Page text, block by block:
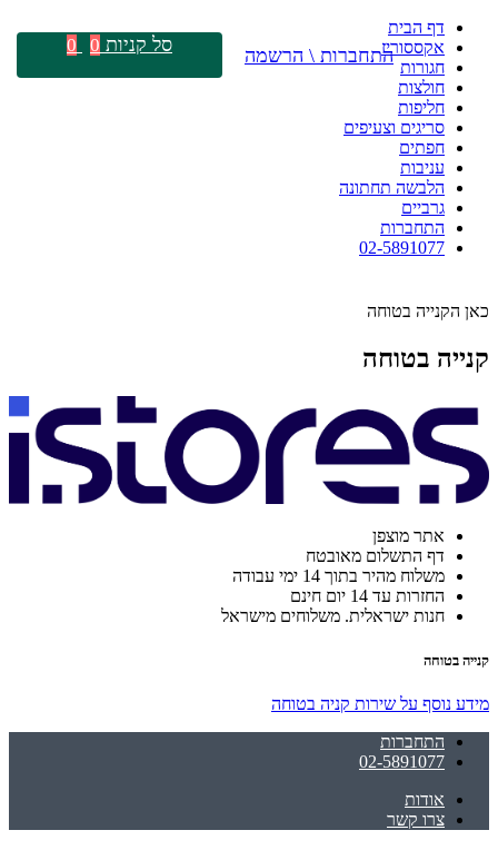
דף הבית
אקססוריז
חגורות
חולצות
חליפות
סריגים וצעיפים
חפתים
עניבות
הלבשה תחתונה
גרביים
התחברות
02-5891077
כאן הקנייה בטוחה
קנייה בטוחה
אתר מוצפן
דף התשלום מאובטח
משלוח מהיר בתוך 14 ימי עבודה
החזרות עד 14 יום חינם
חנות ישראלית. משלוחים מישראל
קנייה בטוחה
מידע נוסף על שירות קניה בטוחה
התחברות
02-5891077
אודות
צרו קשר
התחברות \ הרשמה סל קניות 0
0